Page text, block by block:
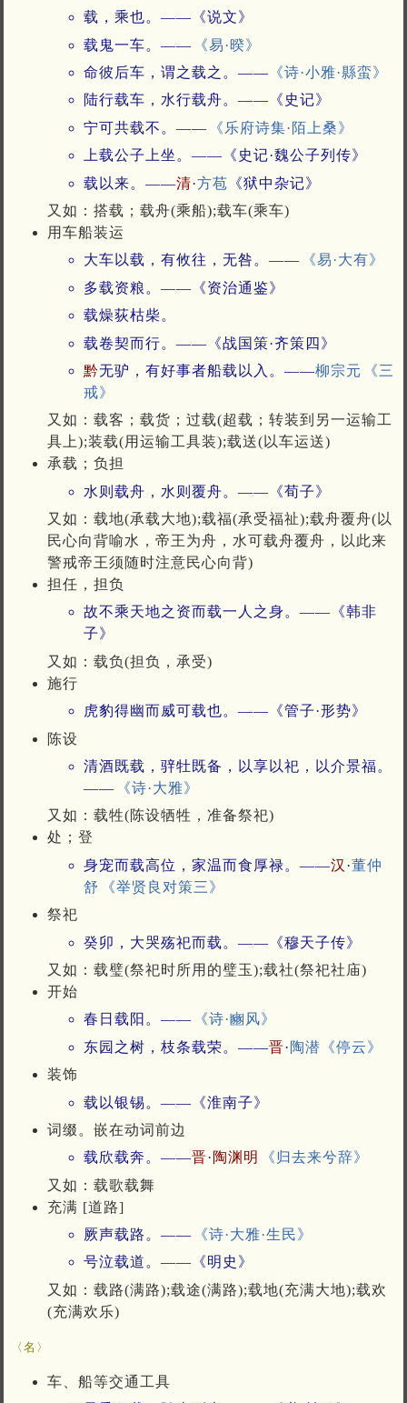
载，乘也。——《说文》
载鬼一车。——
《易·暌》
命彼后车，谓之载之。—— 《诗·小雅·縣蛮》
陆行载车，水行载舟。——《史记》
宁可共载不。——
《乐府诗集·陌上桑》
上载公子上坐。——《史记·魏公子列传》
载以来。——清·方苞 《狱中杂记》
又如：搭载；载舟(乘船);载车(乘车)
用车船装运
大车以载，有攸往，无咎。——
《易·大有》
多载资粮。——《资治通鉴》
载燥荻枯柴。
载卷契而行。——《战国策·齐策四》
黔无驴，有好事者船载以入。——柳宗元
《三
戒》
又如：载客；载货；过载(超载；转装到另一运输工
具上);装载(用运输工具装);载送(以车运送)
承载；负担
水则载舟，水则覆舟。——《荀子》
又如：载地(承载大地);载福(承受福祉);载舟覆舟(以
民心向背喻水，帝王为舟，水可载舟覆舟，以此来
警戒帝王须随时注意民心向背)
担任，担负
故不乘天地之资而载一人之身。——《韩非
子》
又如：载负(担负，承受)
施行
虎豹得幽而威可载也。——《管子·形势》
陈设
清酒既载，骍牡既备，以享以祀，以介景福。
——
《诗·大雅》
又如：载牲(陈设牺牲，准备祭祀)
处；登
身宠而载高位，家温而食厚禄。——汉 ·董仲
舒
《举贤良对策三》
祭祀
癸卯，大哭殇祀而载。——《穆天子传》
又如：载璧(祭祀时所用的璧玉);载社(祭祀社庙)
开始
春日载阳。——
《诗·豳风》
东园之树，枝条载荣。——晋· 陶潜 《停云》
装饰
载以银锡。——《淮南子》
词缀。嵌在动词前边
载欣载奔。——晋· 陶渊明
《归去来兮辞》
又如：载歌载舞
充满 [道路]
厥声载路。——
《诗·大雅·生民》
号泣载道。——《明史》
又如：载路(满路);载途(满路);载地(充满大地);载欢
(充满欢乐)
〈名〉
车、船等交通工具